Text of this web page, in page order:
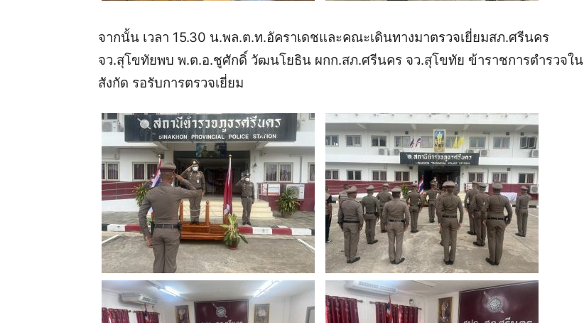
จากนั้น เวลา 15.30 น.พล.ต.ท.อัคราเดชและคณะเดินทางมาตรวจเยี่ยมสภ.ศรีนคร
จว.สุโขทัยพบ พ.ต.อ.ชูศักดิ์ วัฒนโยธิน ผกก.สภ.ศรีนคร จว.สุโขทัย ข้าราชการตำรวจใน
สังกัด รอรับการตรวจเยี่ยม